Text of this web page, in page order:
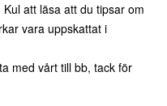
att läsa att du tipsar om
vara uppskattat i
med vårt till bb, tack för